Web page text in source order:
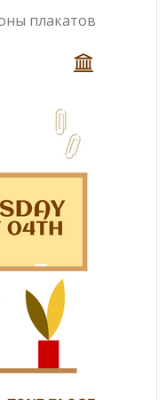
плакатов